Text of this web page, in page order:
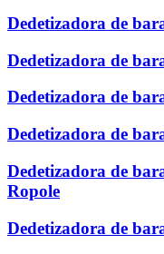
Dedetizadora de
Dedetizadora de
Dedetizadora de
Dedetizadora de
Dedetizadora de
Ropole
Dedetizadora de